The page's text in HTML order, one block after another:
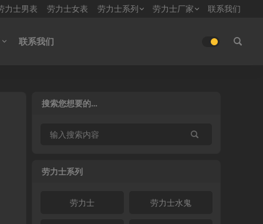
力士男表 劳力士女表 劳力士系列 劳力士厂家 联系我们
联系我们
搜索您想要的…
劳力士系列
劳力士 劳力士水鬼